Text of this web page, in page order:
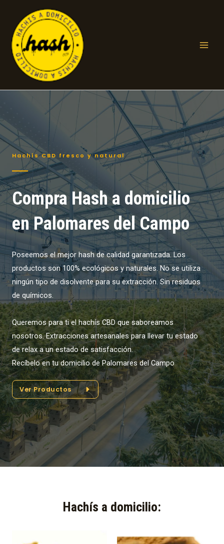
contenido
Hachís CBD fresco y natural
Compra Hash a domicilio
en Palomares del Campo
Poseemos el mejor hash de calidad garantizada. Los
productos son 100% ecológicos y naturales. No se utiliza
ningún tipo de disolvente para su extracción. Sin residuos
de químicos.
Queremos para ti el hachís CBD que saboreamos
nosotros. Extracciones artesanales para llevar tu estado
de relax a un estado de satisfacción.
Recíbelo en tu domicilio de Palomares del Campo
Ver Productos
Hachís a domicilio:​